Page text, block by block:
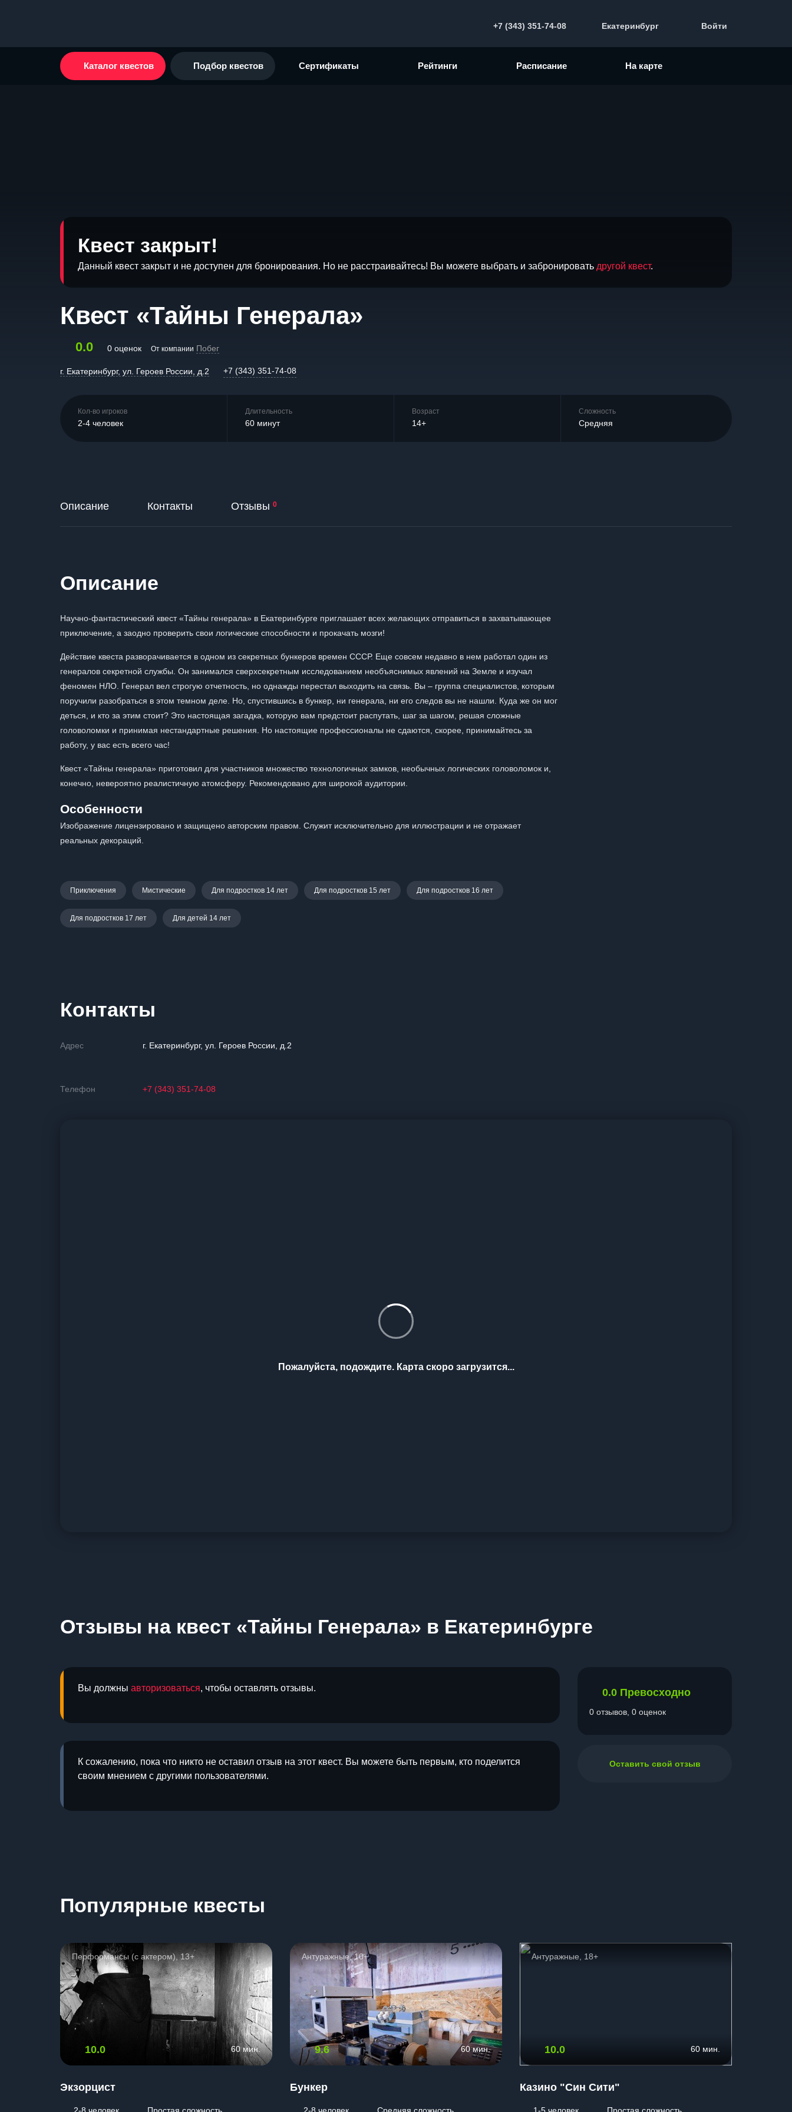
+7 (343) 351-74-08 Екатеринбург Войти
Каталог квестов Подбор квестов Сертификаты Рейтинги Расписание На карте
Квест закрыт!
Данный квест закрыт и не доступен для бронирования. Но не расстраивайтесь! Вы можете выбрать и забронировать другой квест.
Квест «Тайны Генерала»
0.0 0 оценок От компании Побег
г. Екатеринбург, ул. Героев России, д.2 +7 (343) 351-74-08
Кол-во игроков
2-4 человек
Длительность
60 минут
Возраст
14+
Сложность
Средняя
Описание Контакты Отзывы 0
Описание
Научно-фантастический квест «Тайны генерала» в Екатеринбурге приглашает всех желающих отправиться в захватывающее
приключение, а заодно проверить свои логические способности и прокачать мозги!
Действие квеста разворачивается в одном из секретных бункеров времен СССР. Еще совсем недавно в нем работал один из
генералов секретной службы. Он занимался сверхсекретным исследованием необъяснимых явлений на Земле и изучал
феномен НЛО. Генерал вел строгую отчетность, но однажды перестал выходить на связь. Вы – группа специалистов, которым
поручили разобраться в этом темном деле. Но, спустившись в бункер, ни генерала, ни его следов вы не нашли. Куда же он мог
деться, и кто за этим стоит? Это настоящая загадка, которую вам предстоит распутать, шаг за шагом, решая сложные
головоломки и принимая нестандартные решения. Но настоящие профессионалы не сдаются, скорее, принимайтесь за
работу, у вас есть всего час!
Квест «Тайны генерала» приготовил для участников множество технологичных замков, необычных логических головоломок и,
конечно, невероятно реалистичную атомсферу. Рекомендовано для широкой аудитории.
Особенности
Изображение лицензировано и защищено авторским правом. Служит исключительно для иллюстрации и не отражает
реальных декораций.
Приключения Мистические Для подростков 14 лет Для подростков 15 лет Для подростков 16 лет
Для подростков 17 лет Для детей 14 лет
Контакты
Адрес г. Екатеринбург, ул. Героев России, д.2
Телефон +7 (343) 351-74-08
Пожалуйста, подождите. Карта скоро загрузится...
Отзывы на квест «Тайны Генерала» в Екатеринбурге
Вы должны авторизоваться, чтобы оставлять отзывы.
К сожалению, пока что никто не оставил отзыв на этот квест. Вы можете быть первым, кто поделится
своим мнением с другими пользователями.
0.0 Превосходно
0 отзывов, 0 оценок
Оставить свой отзыв
Популярные квесты
Перформансы (с актером), 13+
10.0 60 мин.
Экзорцист
Антуражные, 10+
9.6 60 мин.
Бункер
Антуражные, 18+
10.0 60 мин.
Казино "Син Сити"